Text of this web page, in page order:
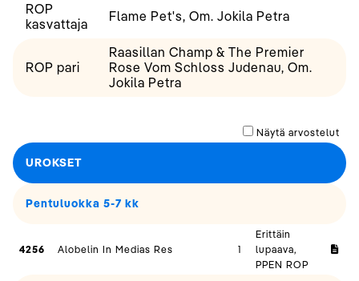
ROP
kasvattaja
Flame Pet's, Om. Jokila Petra
ROP pari
Raasillan Champ & The Premier
Rose Vom Schloss Judenau, Om.
Jokila Petra
Näytä arvostelut
UROKSET
Pentuluokka 5-7 kk
4256 Alobelin In Medias Res 1
Erittäin
lupaava,
PPEN ROP